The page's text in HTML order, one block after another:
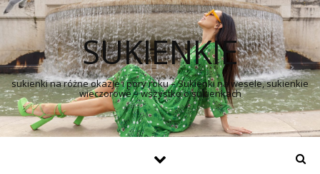
SUKIENKIE
sukienki na różne okazje i pory roku – Sukienki na wesele, sukienkie
wieczorowe – wszystko o sukienkach